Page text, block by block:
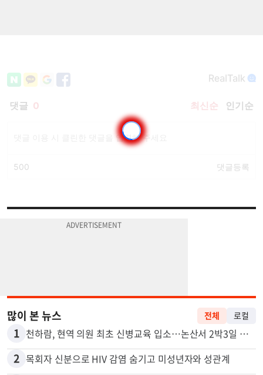
많이 본 뉴스 전체 로컬
1 천하람, 현역 의원 최초 신병교육 입소…논산서 2박3일 생활
2 목회자 신분으로 HIV 감염 숨기고 미성년자와 성관계